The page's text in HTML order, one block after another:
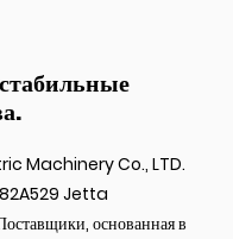
Machinery Co., LTD.
Jetta
, основанная в